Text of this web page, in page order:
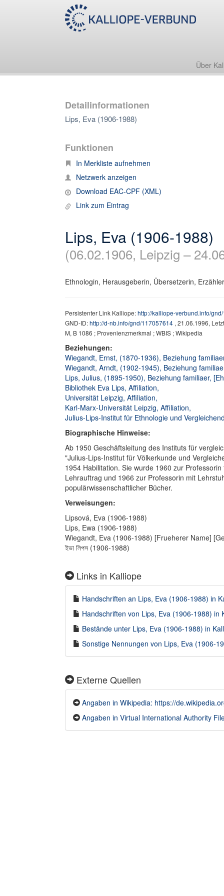
Über
Detailinformationen
Lips, Eva (1906-1988)
Funktionen
In Merkliste aufnehmen
Netzwerk anzeigen
Download EAC-CPF (XML)
Link zum Eintrag
Lips, Eva (1906-1988)
(06.02.1906, Leipzig –
Ethnologin, Herausgeberin, Übersetzerin,
Persistenter Link Kalliope:http://kalliope-verbund.info/
GND-ID:http://d-nb.info/gnd/117057614 , 21.06.1996,
M, B 1086 ; Provenienzmerkmal ; WBIS ; Wikipedia
Beziehungen:
Wiegandt, Ernst, (1870-1936), Beziehung
Wiegandt, Arndt, (1902-1945), Beziehung
Lips, Julius, (1895-1950), Beziehung familiaer,
Bibliothek Eva Lips, Affiliation,
Universität Leipzig, Affiliation,
Karl-Marx-Universität Leipzig, Affiliation,
Julius-Lips-Institut für Ethnologie und
Biographische Hinweise:
Ab 1950 Geschäftsleitung des Instituts für
"Julius-Lips-Institut für Völkerkunde und
1954 Habilitation. Sie wurde 1960 zur
Lehrauftrag und 1966 zur Professorin mit
populärwissenschaftlicher Bücher.
Verweisungen:
Lipsová, Eva (1906-1988)
Lips, Ewa (1906-1988)
Wiegandt, Eva (1906-1988) [Frueherer Name]
ইভা লিপস (1906-1988)
Links in Kalliope
Handschriften an Lips, Eva (1906-1988) in
Handschriften von Lips, Eva (1906-1988) in
Bestände unter Lips, Eva (1906-1988) in
Sonstige Nennungen von Lips, Eva (1906-
Externe Quellen
Angaben in Wikipedia: https://
Angaben in Virtual International Authority